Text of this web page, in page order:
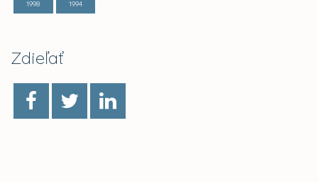
1998
1994
Zdieľať